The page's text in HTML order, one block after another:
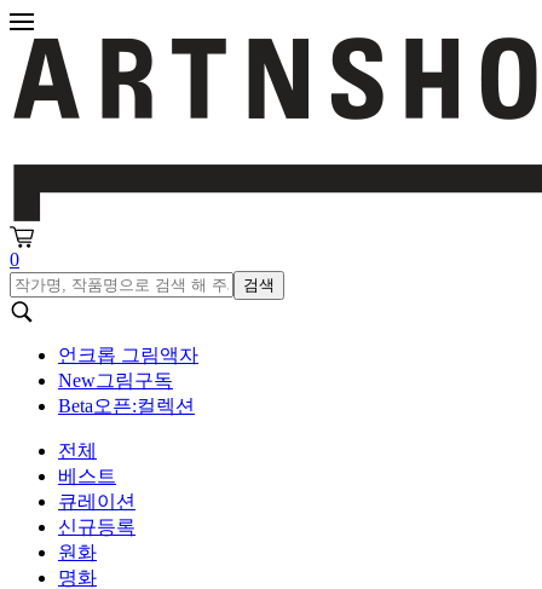
0
검색
언크롭 그림액자
New그림구독
Beta오픈:컬렉션
전체
베스트
큐레이션
신규등록
원화
명화